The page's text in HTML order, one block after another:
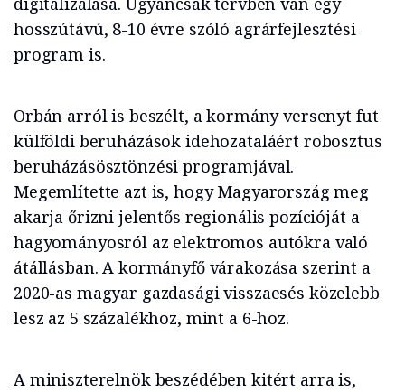
hosszútávú, 8-10 évre szóló agrárfejlesztési
program is.
Orbán arról is beszélt, a kormány versenyt fut
külföldi beruházások idehozataláért robosztus
beruházásösztönzési programjával.
Megemlítette azt is, hogy Magyarország meg
akarja őrizni jelentős regionális pozícióját a
hagyományosról az elektromos autókra való
átállásban. A kormányfő várakozása szerint a
2020-as magyar gazdasági visszaesés közelebb
lesz az 5 százalékhoz, mint a 6-hoz.
A miniszterelnök beszédében kitért arra is,